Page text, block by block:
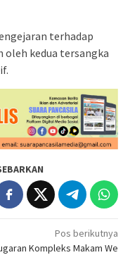
terhadap
oleh kedua tersangka
Pos berikutnya
Kompleks Makam We